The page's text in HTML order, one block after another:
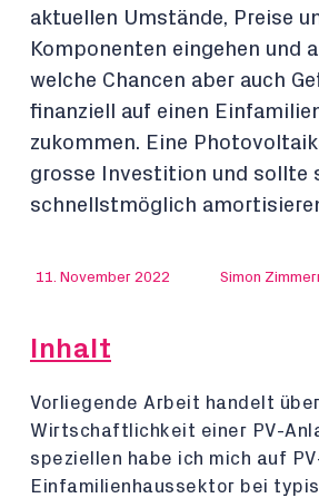
aktuellen Umstände, Preise
Komponenten eingehen und
welche Chancen aber auch
finanziell auf einen
zukommen. Eine
grosse Investition und sollte
schnellstmöglich
11. November 2022 Simon
Inhalt
Vorliegende Arbeit handelt
Wirtschaftlichkeit einer PV-
speziellen habe ich mich auf
Einfamilienhaussektor bei